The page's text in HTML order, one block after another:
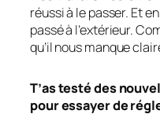
réussi à le passer. Et
passé à l’extérieur.
qu’il nous manque
T’as testé des
pour essayer de